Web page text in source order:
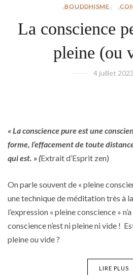
BOUDDHISME
La conscience
pleine (ou
4 juillet 2023
« La conscience pure est une
forme, l’effacement de toute
qui est. » (Extrait d’Esprit zen)
On parle souvent de « pleine
une technique de méditation très à
l’expression « pleine conscience »
conscience n’est ni pleine ni vide !
pleine ou vide ?
LIRE PLUS